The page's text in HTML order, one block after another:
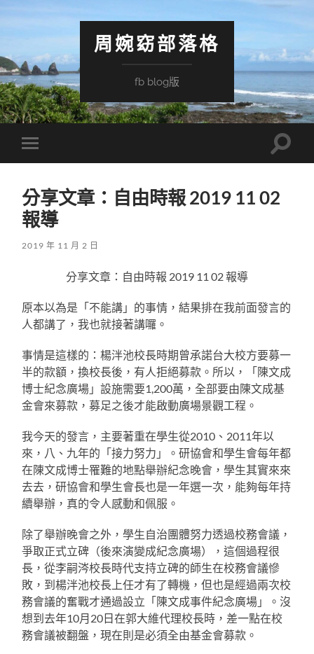
周婉窈部落格
fb blog版
Toggle
mobile
Toggle
分享文章：自由時報 2019 11 02
報導
2019 年 11 月 2 日
分享文章：自由時報 2019 11 02 報導
原本以為是「不能講」的事情，結果排在我前面發言的
人都講了，我也就接著講囉。
事情是這樣的：楊泮池校長時期曾承諾台大校方要募一
半的款額，換校長後，有人拒絕募款。所以，「陳文成
博士紀念廣場」設施需要1,200萬，全部要由陳文成基
金會來募款，募足之後才能啟動廣場景觀工程。
我今天的發言，主要著重在學生從2010、2011年以
來，八、九年的「接力努力」。研協會和學生會每年都
在陳文成博士罹難的地點舉辦紀念晚會，學生其實來來
去去，研協會和學生會長也是一年選一次，能夠每年持
續舉辦，真的令人感動和佩服。
除了舉辦晚會之外，學生自治團體努力透過校務會議，
爭取正式立碑（後來演變成紀念廣場），這個過程很
長，從李嗣涔校長時代支持立碑的師生在校務會議慘
敗，到楊泮池校長上任才有了轉機，但也是經過兩次校
務會議的奮戰才通過設立「陳文成事件紀念廣場」。沒
想到去年10月20日在郭大維代理校長時，差一點在校
務會議被翻盤，現在則是必須全由基金會募款。